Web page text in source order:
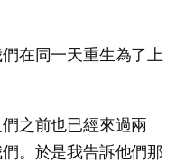
在同一天重生為了上
之前也已經來過兩
。於是我告訴他們那